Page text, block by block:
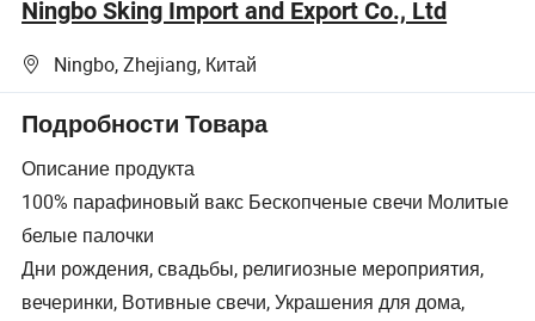
Ningbo Sking Import and Export Co., Ltd
Ningbo, Zhejiang, Китай
Подробности Товара
Описание продукта
100% парафиновый вакс Бескопченые свечи Молитые
белые палочки
Дни рождения, свадьбы, религиозные мероприятия,
вечеринки, Вотивные свечи, Украшения для дома,